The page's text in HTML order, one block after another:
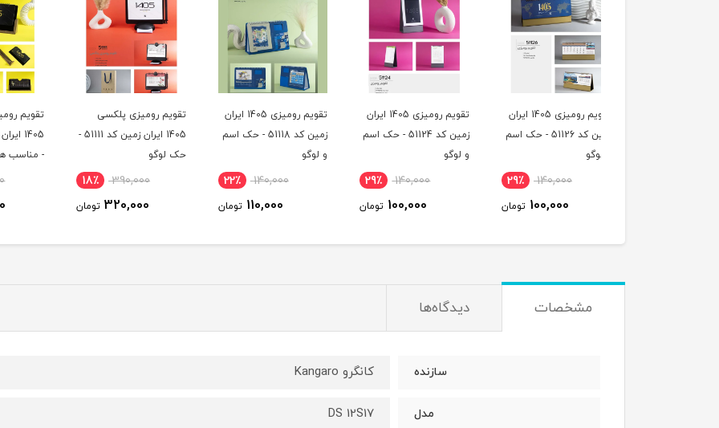
تقویم رومیزی 1405 ایران
زمین کد 51124 - حک اسم
و لوگو
140,000 29٪
100,000 تومان
تقویم رومیزی 1405 ایران
زمین کد 51118 - حک اسم
و لوگو
140,000 22٪
110,000 تومان
تقویم رومیزی پلکسی
حک لوگو
390,000 18٪
320,000 تومان
تقویم رومیزی چوب گردو
1405 ایران زمین کد 51104
- مناسب هدیه
510,000
460,000 تومان
مشخصات دیدگاه‌ها
سازنده کانگرو Kangaro
مدل DS 12S17